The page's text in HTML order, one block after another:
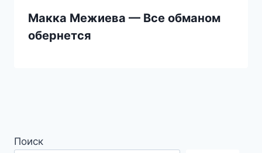
Макка Межиева — Все обманом
обернется
Поиск